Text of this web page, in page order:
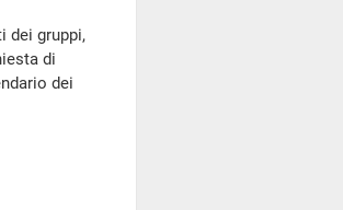
dei gruppi,
di
dei